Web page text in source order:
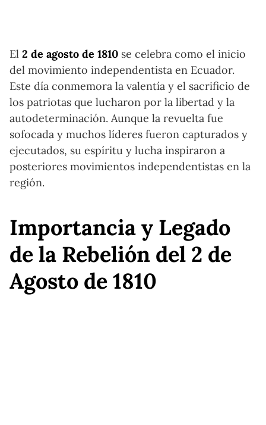
El 2 de agosto de 1810 se celebra como el inicio
del movimiento independentista en Ecuador.
Este día conmemora la valentía y el sacrificio de
los patriotas que lucharon por la libertad y la
autodeterminación. Aunque la revuelta fue
sofocada y muchos líderes fueron capturados y
ejecutados, su espíritu y lucha inspiraron a
posteriores movimientos independentistas en la
región.
Importancia y Legado
de la Rebelión del 2 de
Agosto de 1810